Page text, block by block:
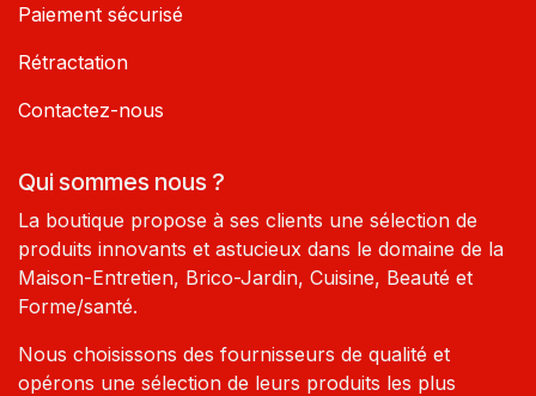
Paiement sécurisé
Rétractation
Contactez-nous
Qui sommes nous ?
La boutique propose à ses clients une sélection de
produits innovants et astucieux dans le domaine de la
Maison-Entretien, Brico-Jardin, Cuisine, Beauté et
Forme/santé.
Nous choisissons des fournisseurs de qualité et
opérons une sélection de leurs produits les plus